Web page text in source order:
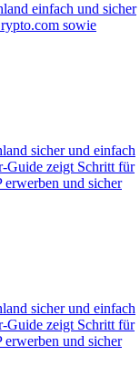
einfach und sicher
sowie
sicher und einfach
Guide zeigt Schritt für
und sicher
sicher und einfach
Guide zeigt Schritt für
und sicher